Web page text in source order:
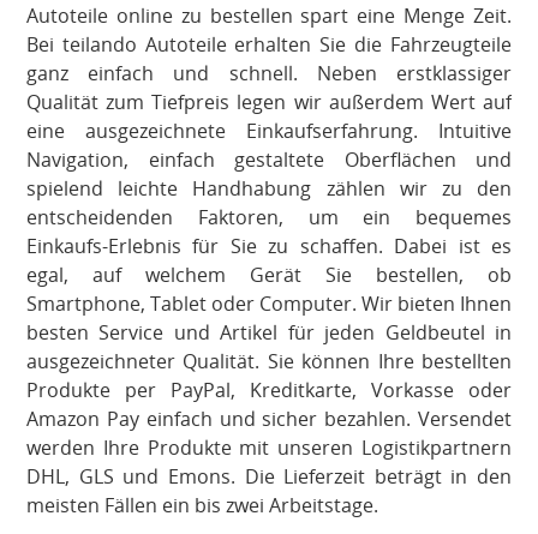
Autoteile online zu bestellen spart eine Menge Zeit.
Bei teilando Autoteile erhalten Sie die Fahrzeugteile
ganz einfach und schnell. Neben erstklassiger
Qualität zum Tiefpreis legen wir außerdem Wert auf
eine ausgezeichnete Einkaufserfahrung. Intuitive
Navigation, einfach gestaltete Oberflächen und
spielend leichte Handhabung zählen wir zu den
entscheidenden Faktoren, um ein bequemes
Einkaufs-Erlebnis für Sie zu schaffen. Dabei ist es
egal, auf welchem Gerät Sie bestellen, ob
Smartphone, Tablet oder Computer. Wir bieten Ihnen
besten Service und Artikel für jeden Geldbeutel in
ausgezeichneter Qualität. Sie können Ihre bestellten
Produkte per PayPal, Kreditkarte, Vorkasse oder
Amazon Pay einfach und sicher bezahlen. Versendet
werden Ihre Produkte mit unseren Logistikpartnern
DHL, GLS und Emons. Die Lieferzeit beträgt in den
meisten Fällen ein bis zwei Arbeitstage.